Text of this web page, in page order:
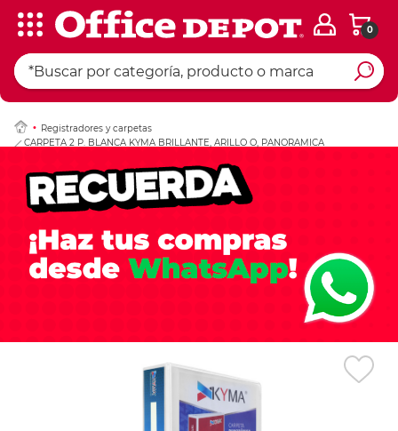
0
Registradores y carpetas
CARPETA 2 P. BLANCA KYMA BRILLANTE, ARILLO O, PANORAMICA
Ingresar Codigo